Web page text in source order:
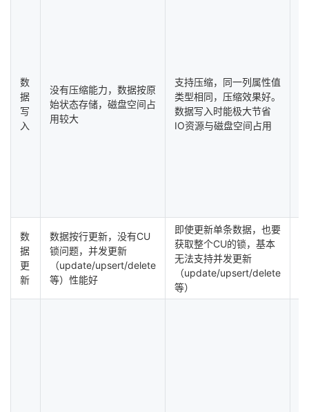
数
据
写
入
没有压缩能力，数据按原
始状态存储，磁盘空间占
用较大
支持压缩，同一列属性值
类型相同，压缩效果好。
数据写入时能极大节省
IO资源与磁盘空间占用
数
据
更
新
数据按行更新，没有CU
锁问题，并发更新
（update/upsert/delete
等）性能好
即使更新单条数据，也要
获取整个CU的锁，基本
无法支持并发更新
（update/upsert/delete
等）